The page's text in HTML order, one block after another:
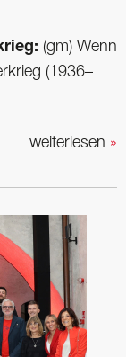
(gm) Wenn
(1936–
weiterlesen »